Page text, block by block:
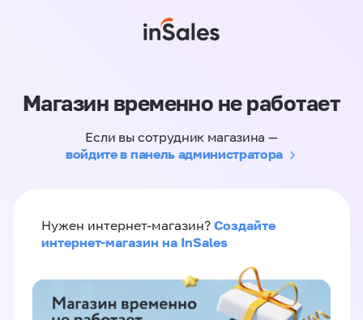
Магазин временно не работает
Если вы сотрудник магазина —
войдите в панель администратора
Нужен интернет-магазин? Создайте
интернет-магазин на InSales